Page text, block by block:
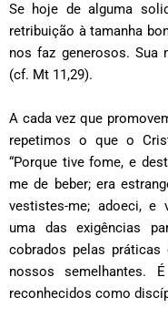
Se hoje de alguma
retribuição à tamanha
nos faz generosos. Sua
(cf. Mt 11,29).
A cada vez que
repetimos o que o
“Porque tive fome, e
me de beber; era
vestistes-me; adoeci, e
uma das exigências
cobrados pelas
nossos semelhantes.
reconhecidos como